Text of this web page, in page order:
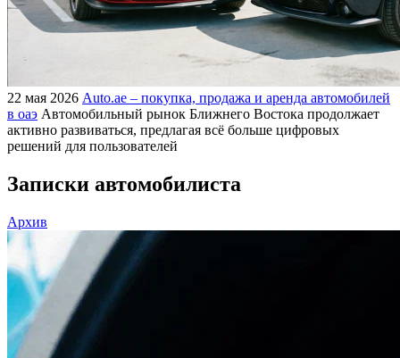
22 мая 2026 Auto.ae – покупка, продажа и аренда автомобилей
в оаэ Автомобильный рынок Ближнего Востока продолжает
активно развиваться, предлагая всё больше цифровых
решений для пользователей
Записки автомобилиста
Архив